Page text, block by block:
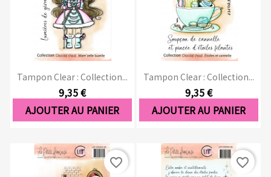
Tampon Clear : Collection...
9,35 €
AJOUTER AU PANIER
Tampon Clear : Collection...
9,35 €
AJOUTER AU PANIER
favorite_border favorite_border